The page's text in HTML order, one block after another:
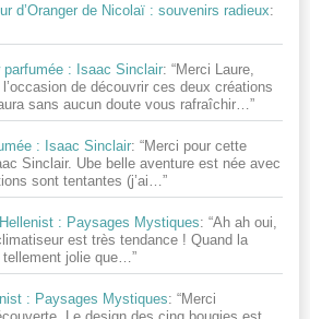
d’Oranger de Nicolaï : souvenirs radieux:
parfumée : Isaac Sinclair: “Merci Laure,
de découvrir ces deux créations
sans aucun doute vous rafraîchir… ”
: Isaac Sinclair: “Merci pour cette
Sinclair. Ube belle aventure est née avec
sont tentantes (j’ai…”
: Paysages Mystiques: “Ah ah oui,
est très tendance ! Quand la
tellement jolie que…”
: Paysages Mystiques: “Merci